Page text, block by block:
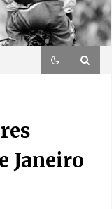
Janeiro